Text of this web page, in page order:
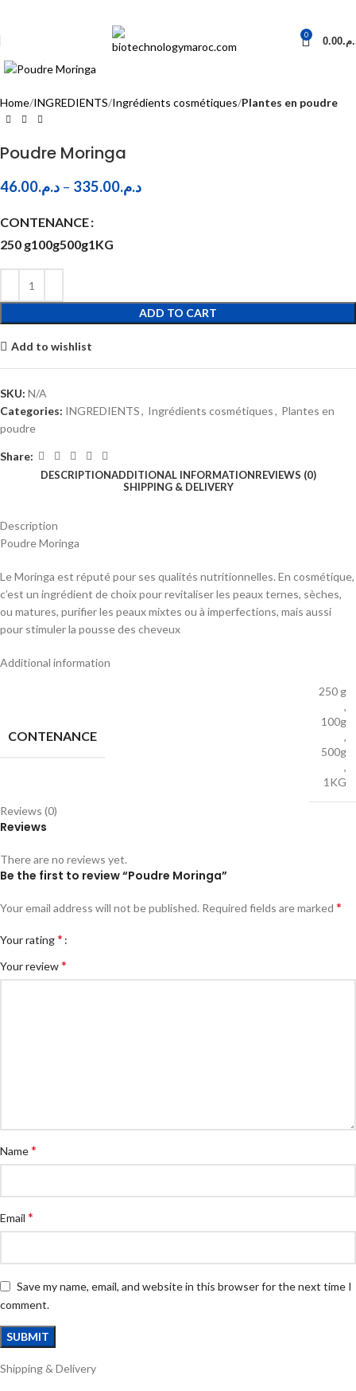
0 0.00
Click to enlarge
Home INGREDIENTS Ingrédients cosmétiques Plantes en poudre
Poudre Moringa
د.م.46.00 – د.م.335.00
CONTENANCE
250 g100g500g1KG
ADD TO CART
Add to wishlist
SKU: N/A
Categories: INGREDIENTS, Ingrédients cosmétiques, Plantes en
poudre
Share:
DESCRIPTIONADDITIONAL INFORMATIONREVIEWS (0)
SHIPPING & DELIVERY
Description
Poudre Moringa
Le Moringa est réputé pour ses qualités nutritionnelles. En cosmétique,
c’est un ingrédient de choix pour revitaliser les peaux ternes, sèches,
ou matures, purifier les peaux mixtes ou à imperfections, mais aussi
pour stimuler la pousse des cheveux
Additional information
CONTENANCE
250 g
,
100g
,
500g
,
1KG
Reviews (0)
Reviews
There are no reviews yet.
Be the first to review “Poudre Moringa”
Your email address will not be published. Required fields are marked *
Your rating*
Your review*
Name*
Email *
Save my name, email, and website in this browser for the next time I
comment.
Shipping & Delivery